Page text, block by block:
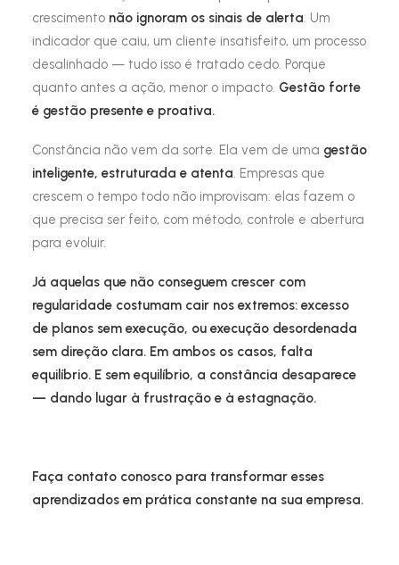
crescimento não ignoram os sinais de alerta. Um
indicador que caiu, um cliente insatisfeito, um processo
desalinhado — tudo isso é tratado cedo. Porque
quanto antes a ação, menor o impacto. Gestão forte
é gestão presente e proativa.
Constância não vem da sorte. Ela vem de uma gestão
inteligente, estruturada e atenta. Empresas que
crescem o tempo todo não improvisam: elas fazem o
que precisa ser feito, com método, controle e abertura
para evoluir.
Já aquelas que não conseguem crescer com
regularidade costumam cair nos extremos: excesso
de planos sem execução, ou execução desordenada
sem direção clara. Em ambos os casos, falta
equilíbrio. E sem equilíbrio, a constância desaparece
— dando lugar à frustração e à estagnação.
Faça contato conosco para transformar esses
aprendizados em prática constante na sua empresa.